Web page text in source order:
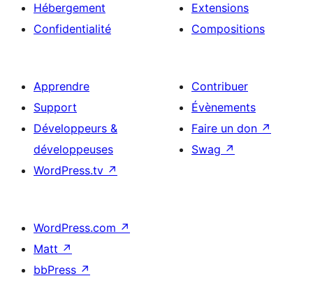
Hébergement
Confidentialité
Extensions
Compositions
Apprendre
Support
Développeurs &
développeuses
WordPress.tv ↗
Contribuer
Évènements
Faire un don ↗
Swag ↗
WordPress.com ↗
Matt ↗
bbPress ↗